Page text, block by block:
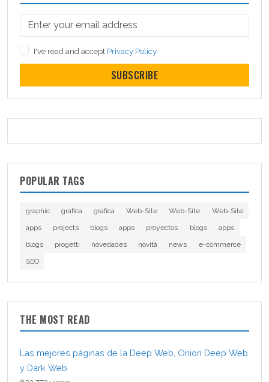
I've read and accept Privacy Policy
SUBSCRIBE
POPULAR TAGS
graphic grafica grafica Web-Site Web-Site
Web-Site
apps
projects blogs apps proyectos blogs
apps
blogs
progetti novedades novità news
e-commerce
SEO
THE MOST READ
Las mejores páginas de la Deep Web, Onion Deep Web
y Dark Web